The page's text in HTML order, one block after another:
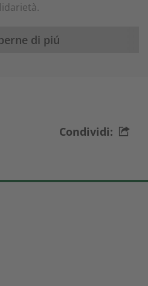
di piú
Condividi: